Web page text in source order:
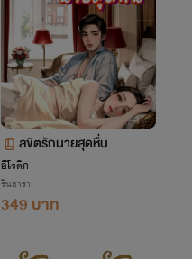
ลิขิตรักนายสุดหื่น
อีโรติก
รินธารา
349 บาท